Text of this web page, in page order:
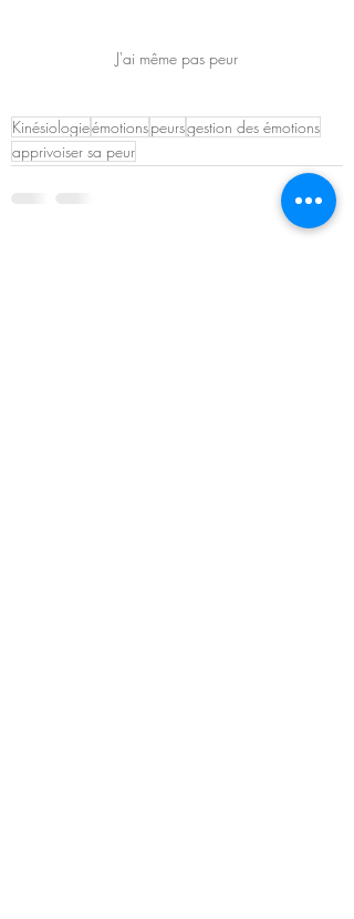
J'ai même pas peur
Kinésiologieémotionspeursgestion des émotions
apprivoiser sa peur